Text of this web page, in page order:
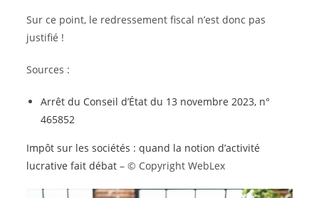
Sur ce point, le redressement fiscal n’est donc pas
justifié !
Sources :
Arrêt du Conseil d’État du 13 novembre 2023, n°
465852
Impôt sur les sociétés : quand la notion d’activité
lucrative fait débat – © Copyright WebLex